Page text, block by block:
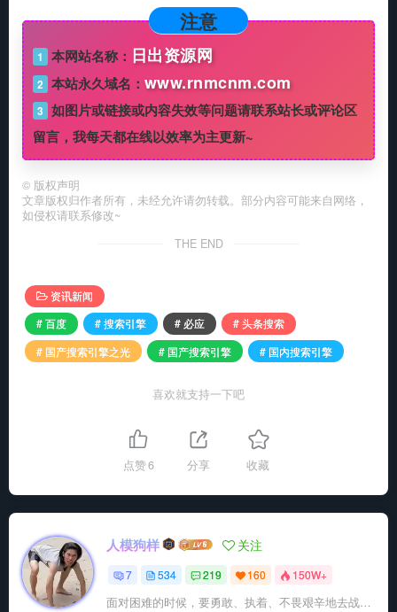
注意
1 本网站名称： 日出资源网
2 本站永久域名： www.rnmcnm.com
3 如图片或链接或内容失效等问题请联系站长或评论区
留言，我每天都在线以效率为主更新~
© 版权声明
文章版权归作者所有，未经允许请勿转载。部分内容可能来自网络，
如侵权请联系修改~
THE END
资讯新闻
# 百度
# 搜索引擎 # 必应
# 头条搜索
# 国产搜索引擎之光
# 国产搜索引擎 # 国内搜索引擎
喜欢就支持一下吧
点赞6 分享 收藏
人模狗样 关注
7 534 219 160 150W+
面对困难的时候，要勇敢、执着、不畏艰辛地去战胜它